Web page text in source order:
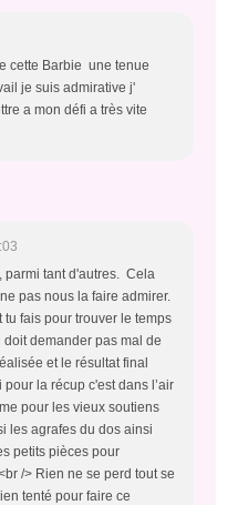
cette Barbie une tenue
je suis admirative j'
a mon défi a très vite
parmi tant d'autres. Cela
pas nous la faire admirer.
fais pour trouver le temps
demander pas mal de
et le résultat final
la récup c'est dans l’air
pour les vieux soutiens
les agrafes du dos ainsi
petits pièces pour
/> Rien ne se perd tout se
tenté pour faire ce